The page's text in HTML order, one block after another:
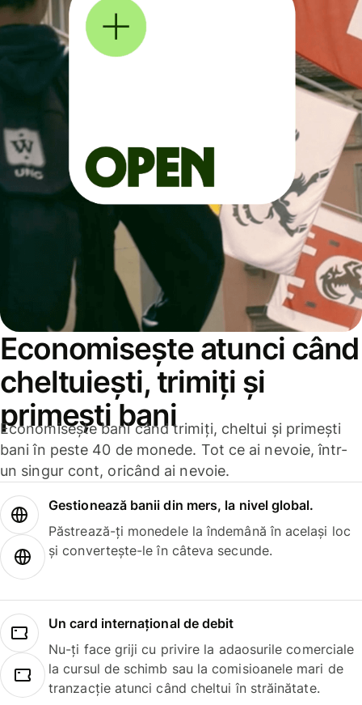
Economisește atunci când
cheltuiești, trimiți și
primești bani
Economisește bani când trimiți, cheltui și primești
bani în peste 40 de monede. Tot ce ai nevoie, într-
un singur cont, oricând ai nevoie.
Gestionează banii din mers, la nivel global.
Păstrează-ți monedele la îndemână în același loc
și convertește-le în câteva secunde.
Un card internațional de debit
Nu-ți face griji cu privire la adaosurile comerciale
la cursul de schimb sau la comisioanele mari de
tranzacție atunci când cheltui în străinătate.